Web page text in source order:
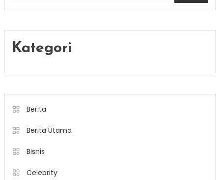
Kategori
Berita
Berita Utama
Bisnis
Celebrity